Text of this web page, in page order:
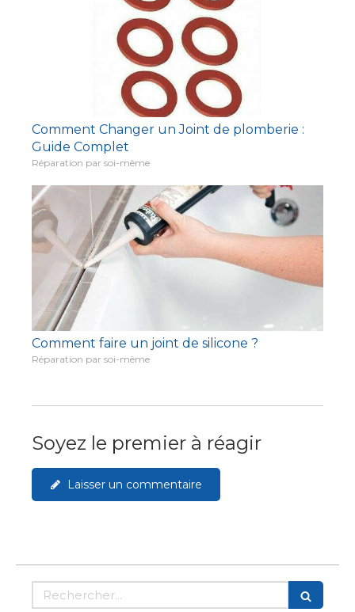
Comment Changer un Joint de plomberie :
Guide Complet
Réparation par soi-même
Comment faire un joint de silicone ?
Réparation par soi-même
Soyez le premier à réagir
Laisser un commentaire
Rechercher